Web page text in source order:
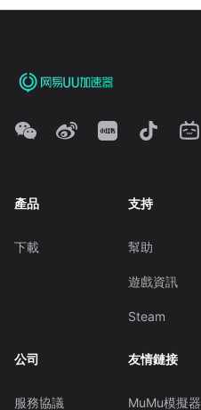
產品
下載
支持
幫助
遊戲資訊
Steam
公司
服務協議
友情鏈接
MuMu模擬器